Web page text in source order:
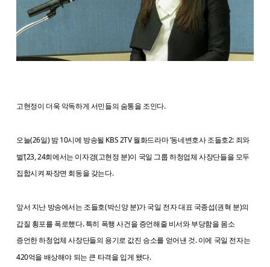
고현정이 더욱 악독하게 서민들의 숨통을 조인다.
오늘(26일) 밤 10시에 방송될 KBS 2TV 월화드라마 ‘동네변호사 조들호2: 죄와
벌’(23, 24회에서는 이자경(고현정 분)이 국일 그룹 하청업체 사장단들을 모두
집합시켜 짜장면 회동을 갖는다.
앞서 지난 방송에서는 조들호(박신양 분)가 국일 전자 대표 국종섭(권혁 분)의
갑질 횡포를 폭로했다. 특히 폭행 사건을 증언해줄 비서와 부당함을 몸소
증언한 하청업체 사장단들의 용기로 값진 승소를 얻어낸 것. 이에 국일 전자는
420억을 배상해야 되는 큰 타격을 입게 됐다.